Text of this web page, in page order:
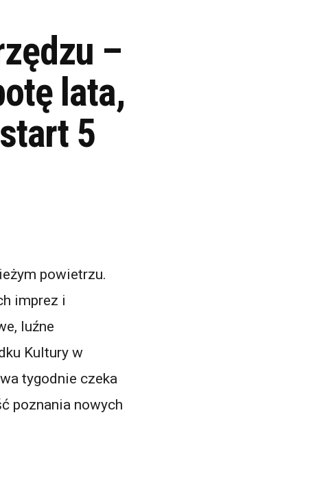
–
lata,
5
powietrzu.
imprez i
luźne
Kultury w
tygodnie czeka
poznania nowych